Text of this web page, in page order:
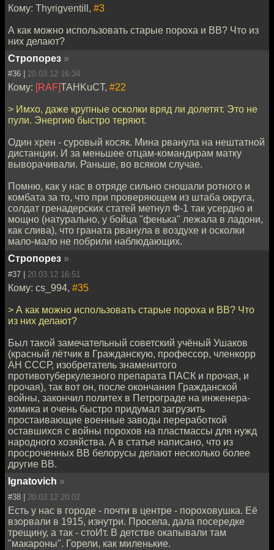
Кому: Thyrigventill, #3
А как можно использовать старые пороха и ВВ? Что из
них делают?
Стропорез »
#36 | 20.03.12 16:34
Кому: [RAF] TAHKuCT, #22
> Имхо, даже крупные осколки вряд ли долетят. Это не
пули. Энергию быстро теряют.
Один хрен - суровый косяк. Мина рванула на нештатной
дистанции. И за меньшее отцам-командирам матку
выворачивали. Раньше, во всяком случае.
Помню, как у нас в отряде сильно сношали ротного и
комбата за то, что при проверяющем из штаба округа,
солдат гренадерских статей метнул Ф-1 так усердно и
мощно (натурально, у бойца "фенька" лежала в ладони,
как слива), что граната рванула в воздухе и осколки
мало-мало не побрили наблюдающих.
Стропорез »
#37 | 20.03.12 16:51
Кому: cs_994, #35
> А как можно использовать старые пороха и ВВ? Что
из них делают?
Был такой замечательный советский учёный Ушаков
(красный лётчик в Гражданскую, профессор, членкорр
АН СССР, изобретатель знаменитого
противотуберкулезного препарата ПАСК и прочая, и
прочая), так вот он, после окончания Гражданской
войны, закончил политех в Петрограде на инженера-
химика и очень быстро придумал загрузить
простаивающие военные заводы переработкой
оставшихся с войны порохов на пластмассы для нужд
народного хозяйства. А в статье написано, что из
просроченных ВВ белорусы делают несколько более
другие ВВ.
Ignatovich »
#38 | 20.03.12 20:02
Есть у нас в городе - почти в центре - пороховушка. Её
взорвали в 1915, изнутри. Просела, дала посередке
трещину, а так - стоИт. В детстве окапывали там
"макароны". Горели, как миленькие.